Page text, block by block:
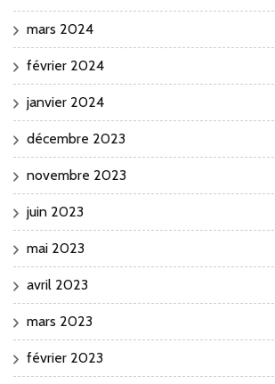
mars 2024
février 2024
janvier 2024
décembre 2023
novembre 2023
juin 2023
mai 2023
avril 2023
mars 2023
février 2023